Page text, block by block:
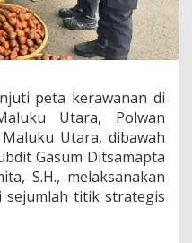
peta kerawanan di
Utara, Polwan
Utara, dibawah
Gasum Ditsamapta
S.H., melaksanakan
titik strategis